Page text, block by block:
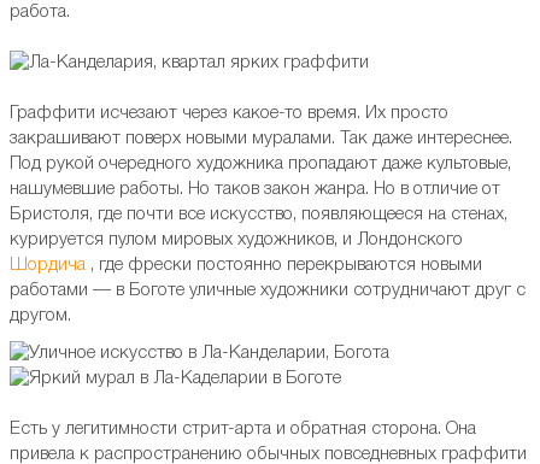
работа.
Граффити исчезают через какое-то время. Их просто
закрашивают поверх новыми муралами. Так даже интереснее.
Под рукой очередного художника пропадают даже культовые,
нашумевшие работы. Но таков закон жанра. Но в отличие от
Бристоля, где почти все искусство, появляющееся на стенах,
курируется пулом мировых художников, и Лондонского
Шордича , где фрески постоянно перекрываются новыми
работами — в Боготе уличные художники сотрудничают друг с
другом.
Есть у легитимности стрит-арта и обратная сторона. Она
привела к распространению обычных повседневных граффити